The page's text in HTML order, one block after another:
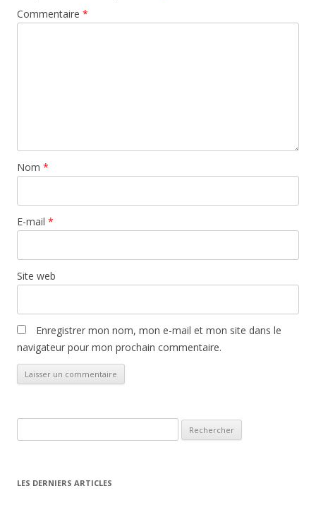
Commentaire *
Nom *
E-mail *
Site web
Enregistrer mon nom, mon e-mail et mon site dans le
navigateur pour mon prochain commentaire.
LES DERNIERS ARTICLES